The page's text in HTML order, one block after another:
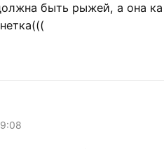
быть рыжей, а она ка